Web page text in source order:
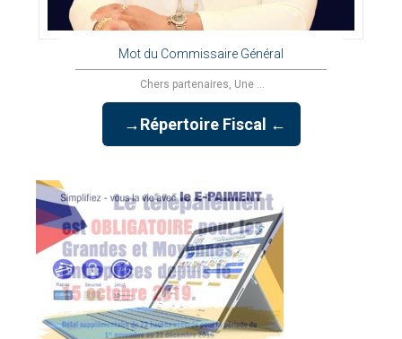
Mot du Commissaire Général
Chers partenaires, Une ...
→Répertoire Fiscal ←